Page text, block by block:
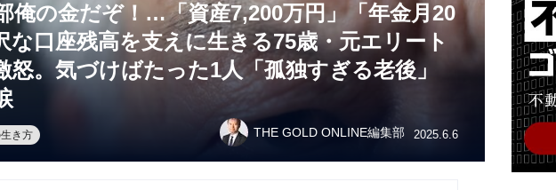
俺の金だぞ！…「資産7,200万円」「年金月20
な口座残高を支えに生きる75歳・元エリート
怒。気づけばたった1人「孤独すぎる老後」
き方 THE GOLD ONLINE編集部 2025.6.6